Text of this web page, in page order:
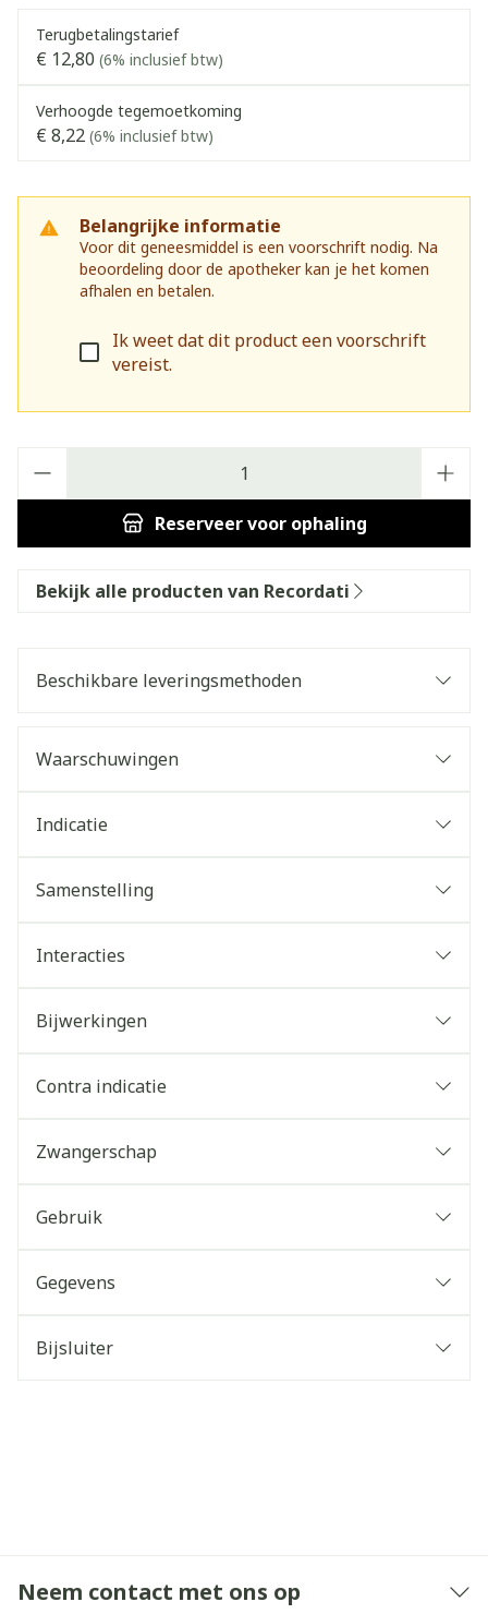
Terugbetalingstarief
€ 12,80 (6% inclusief btw)
Verhoogde tegemoetkoming
€ 8,22 (6% inclusief btw)
Belangrijke informatie
Voor dit geneesmiddel is een voorschrift nodig. Na
beoordeling door de apotheker kan je het komen
afhalen en betalen.
Ik weet dat dit product een voorschrift
vereist.
Reserveervoor ophaling
Bekijk alle producten van Recordati
Beschikbare leveringsmethoden
Waarschuwingen
Indicatie
Samenstelling
Interacties
Bijwerkingen
Contra indicatie
Zwangerschap
Gebruik
Gegevens
Bijsluiter
Neem contact met ons op